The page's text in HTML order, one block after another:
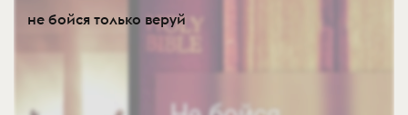
не бойся только веруй